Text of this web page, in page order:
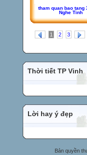
tham quan bao tang
Nghe Tinh
1 2 3
Thời tiết TP Vinh
Lời hay ý đẹp
Bản quyền